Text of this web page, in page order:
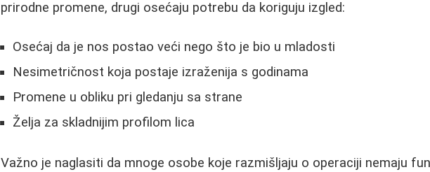
prirodne promene, drugi osećaju potrebu da koriguju izgled:
Osećaj da je nos postao veći nego što je bio u mladosti
Nesimetričnost koja postaje izraženija s godinama
Promene u obliku pri gledanju sa strane
Želja za skladnijim profilom lica
Važno je naglasiti da mnoge osobe koje razmišljaju o operaciji nemaju